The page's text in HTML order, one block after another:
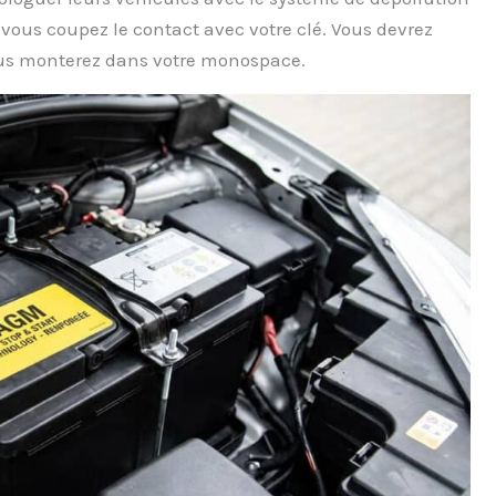
coupez le contact avec votre clé. Vous devrez
monterez dans votre monospace.